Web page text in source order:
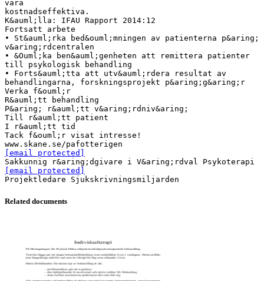
vara
kostnadseffektiva.
K&auml;lla: IFAU Rapport 2014:12
Fortsatt arbete
• St&auml;rka bed&ouml;mningen av patienterna p&aring;
v&aring;rdcentralen
• &Ouml;ka ben&auml;genheten att remittera patienter
till psykologisk behandling
• Forts&auml;tta att utv&auml;rdera resultat av
behandlingarna, forskningsprojekt p&aring;g&aring;r
Verka f&ouml;r
R&auml;tt behandling
P&aring; r&auml;tt v&aring;rdniv&aring;
Till r&auml;tt patient
I r&auml;tt tid
Tack f&ouml;r visat intresse!
[email protected]
[email protected]
Related documents